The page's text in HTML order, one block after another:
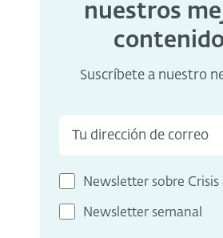
nuestros
Suscríbete a nuestro
Newsletter sobre
Newsletter semanal